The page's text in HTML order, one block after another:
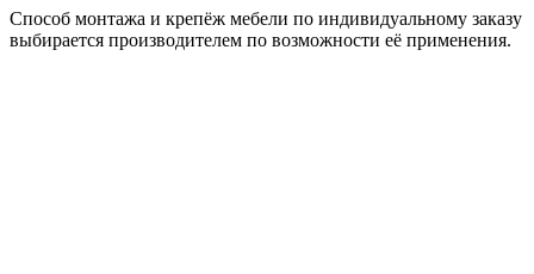
Способ монтажа и крепёж мебели по индивидуальному заказу
выбирается производителем по возможности её применения.